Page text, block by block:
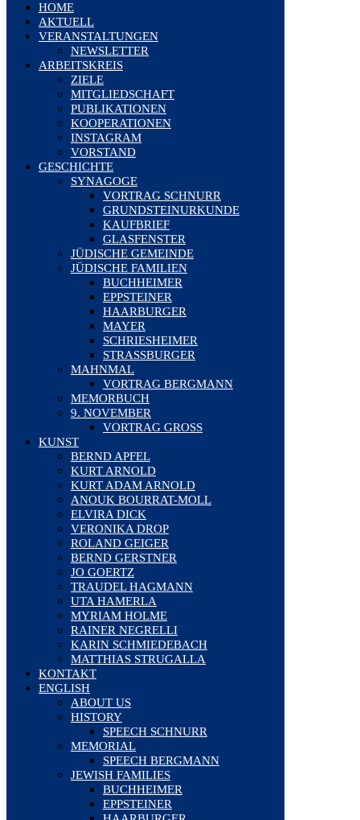
HOME
AKTUELL
VERANSTALTUNGEN
NEWSLETTER
ARBEITSKREIS
ZIELE
MITGLIEDSCHAFT
PUBLIKATIONEN
KOOPERATIONEN
INSTAGRAM
VORSTAND
GESCHICHTE
SYNAGOGE
VORTRAG SCHNURR
GRUNDSTEINURKUNDE
KAUFBRIEF
GLASFENSTER
JÜDISCHE GEMEINDE
JÜDISCHE FAMILIEN
BUCHHEIMER
EPPSTEINER
HAARBURGER
MAYER
SCHRIESHEIMER
STRASSBURGER
MAHNMAL
VORTRAG BERGMANN
MEMORBUCH
9. NOVEMBER
VORTRAG GROSS
KUNST
BERND APFEL
KURT ARNOLD
KURT ADAM ARNOLD
ANOUK BOURRAT-MOLL
ELVIRA DICK
VERONIKA DROP
ROLAND GEIGER
BERND GERSTNER
JO GOERTZ
TRAUDEL HAGMANN
UTA HAMERLA
MYRIAM HOLME
RAINER NEGRELLI
KARIN SCHMIEDEBACH
MATTHIAS STRUGALLA
KONTAKT
ENGLISH
ABOUT US
HISTORY
SPEECH SCHNURR
MEMORIAL
SPEECH BERGMANN
JEWISH FAMILIES
BUCHHEIMER
EPPSTEINER